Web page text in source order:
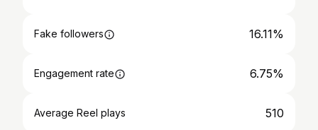
Fake followers 16.11%
Engagement rate 6.75%
Average Reel plays 510